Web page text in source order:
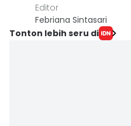
Editor
Febriana Sintasari
Tonton lebih seru di